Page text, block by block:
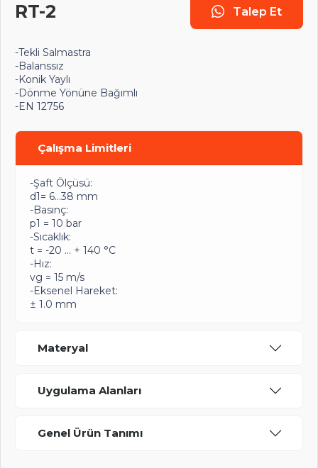
RT-2 Talep Et
-Tekli Salmastra
-Balanssız
-Konik Yaylı
-Dönme Yönüne Bağımlı
-EN 12756
Çalışma Limitleri
-Şaft Ölçüsü:
d1= 6…38 mm
-Basınç:
p1 = 10 bar
-Sıcaklık:
t = -20 … + 140 °C
-Hız:
vg = 15 m/s
-Eksenel Hareket:
± 1.0 mm
Materyal
Uygulama Alanları
Genel Ürün Tanımı